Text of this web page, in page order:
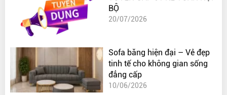
BỘ
20/07/2026
Sofa băng hiện đại – Vẻ đẹp
tinh tế cho không gian sống
đẳng cấp
10/06/2026